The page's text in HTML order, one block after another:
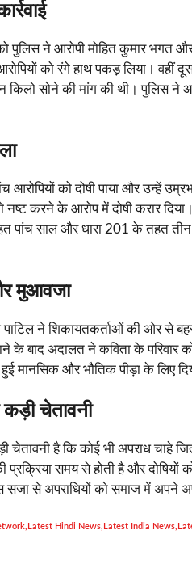
ने आरोपी मोहित कुमार भगत और
को रंगे हाथ पकड़ लिया। वहीं
सोने की मांग की थी। पुलिस ने
आरोपियों को दोषी पाया और उन्हें
नष्ट करने के आरोप में दोषी करार
पांच साल और धारा 201 के तहत तीन
मुआवजा
ने शिकायतकर्ताओं की ओर से
के बाद अदालत ने कविता के
मानसिक और भौतिक पीड़ा के लिए
कड़ी चेतावनी
चेतावनी है कि कोई भी अपराध चाहे
समय से होती है और दोषियों
सजा से अपराधियों को समाज में अपने
Latest Hindi News Latest India News